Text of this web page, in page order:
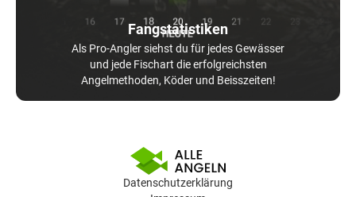
Fangstatistiken
Als Pro-Angler siehst du für jedes Gewässer
und jede Fischart die erfolgreichsten
Angelmethoden, Köder und Beisszeiten!
Datenschutzerklärung